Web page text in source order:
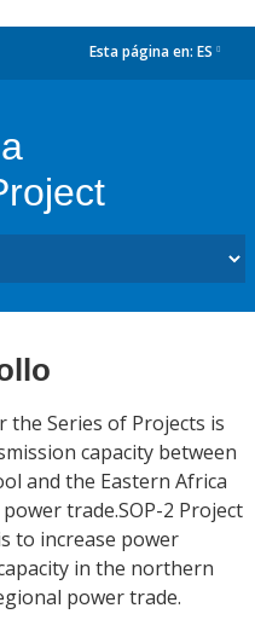
Esta página en: ES
the Series of Projects is
capacity between
and the Eastern Africa
trade.SOP-2 Project
to increase power
in the northern
power trade.